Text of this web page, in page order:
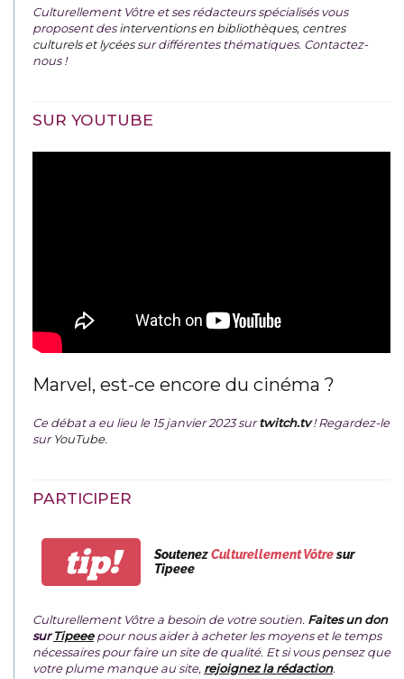
Culturellement Vôtre et ses rédacteurs spécialisés vous
proposent desinterventions en bibliothèques, centres
culturels et lycéessur différentes thématiques. Contactez-
nous !
SUR YOUTUBE
Marvel, est-ce encore du cinéma ?
Ce débat a eu lieu le 15 janvier 2023 surtwitch.tv ! Regardez-le
surYouTube.
PARTICIPER
tip! SoutenezCulturellement Vôtresur
Tipeee
Culturellement Vôtre a besoin de votre soutien. Faites un don
surTipeeepour nous aider à acheter les moyens et le temps
nécessaires pour faire un site de qualité. Et si vous pensez que
votre plume manque au site, rejoignez la rédaction.